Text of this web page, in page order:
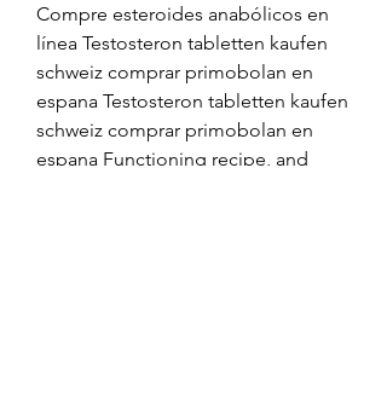
Compre esteroides anabólicos en
línea Testosteron tabletten kaufen
schweiz comprar primobolan en
espana Testosteron tabletten kaufen
schweiz comprar primobolan en
espana Functioning recipe, and